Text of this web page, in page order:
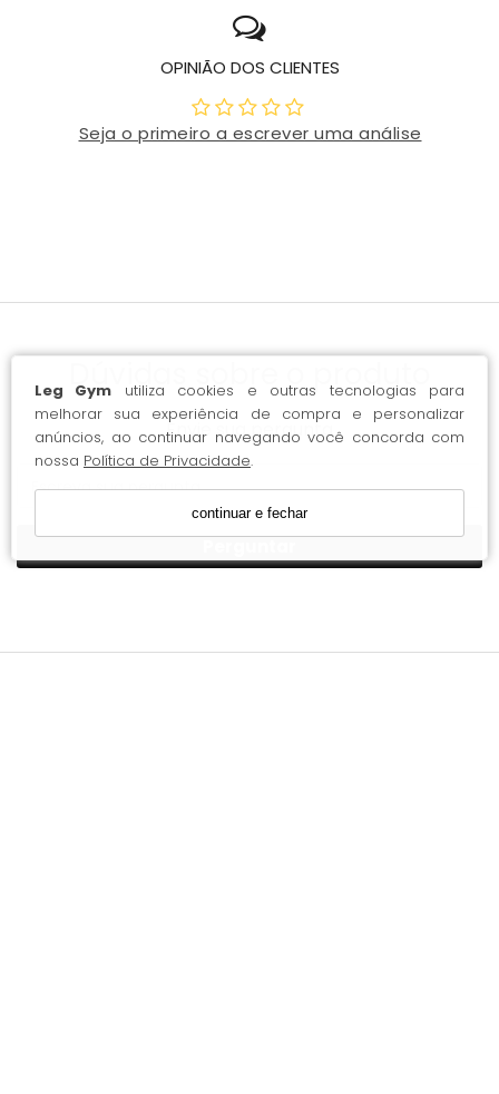
Leg Gym utiliza cookies e outras tecnologias para
melhorar sua experiência de compra e personalizar
anúncios, ao continuar navegando você concorda com
nossa Política de Privacidade.
continuar e fechar
OPINIÃO DOS CLIENTES
Seja o primeiro a escrever uma análise
Envie sua pergunta